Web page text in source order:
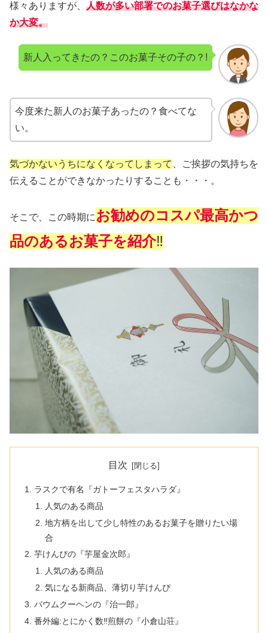
様々ありますが、 人数が多い部署でのお菓子選びはなかな
か大変。
新人入ってきたの？このお菓子その子の？!
今度来た新人のお菓子あったの？食べてな
い。
気づかないうちになくなってしまって
、ご挨拶の気持ちを
伝えることができなかったりすることも・・・。
そこで、この時期に お勧めのコスパ最高かつ
品のあるお菓子を紹介‼︎
目次
ラスクで有名『ガトーフェスタハラダ』
人気のある商品
地方柄を出して少し特性のあるお菓子を贈りたい場
合
芋けんぴの『芋屋金次郎』
人気のある商品
気になる新商品、薄切り芋けんぴ
バウムクーヘンの『治一郎』
番外編:とにかく数‼︎煎餅の『小倉山荘』